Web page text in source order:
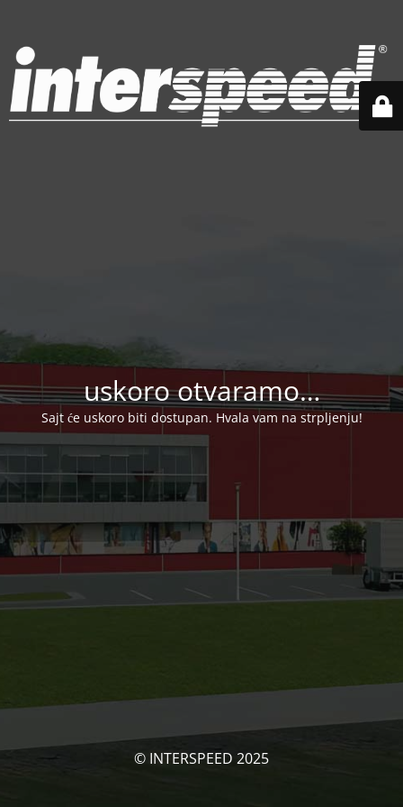
uskoro otvaramo…
Sajt će uskoro biti dostupan. Hvala vam na strpljenju!
© INTERSPEED 2025